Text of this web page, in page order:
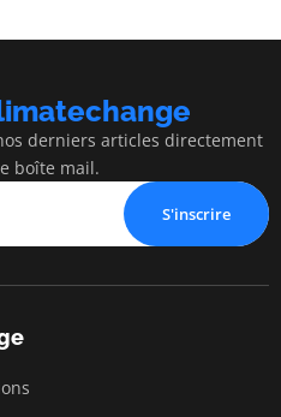
derniers articles directement
boîte mail.
S'inscrire